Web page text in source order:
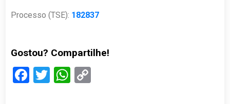
Processo (TSE): 182837
Gostou? Compartilhe!
Facebook
TwitterWhatsApp